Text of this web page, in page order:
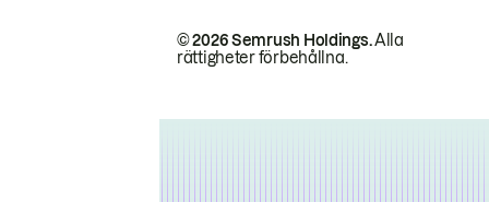
© 2026 Semrush Holdings.Alla
rättigheter förbehållna.